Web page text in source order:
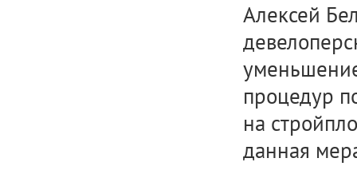
Алексей
процедур
на
данная